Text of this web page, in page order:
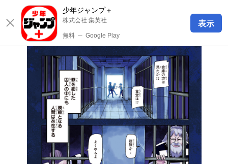
少年ジャンプ＋
株式会社 集英社
無料 ─ Google Play
表示